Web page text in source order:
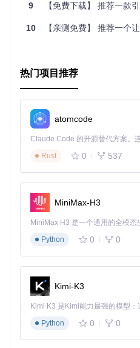
9 【免费下载】 推荐一款引
10 【亲测免费】 推荐一个让你的Anki
热门项目推荐
atomcode
Rust
0 537
MiniMax-H3
Python
0 0
Kimi-K3
Python
0 0